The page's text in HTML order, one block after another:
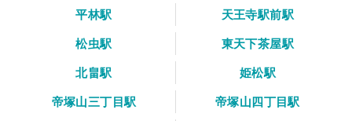
平林駅
天王寺駅前駅
松虫駅
東天下茶屋駅
北畠駅
姫松駅
帝塚山三丁目駅
帝塚山四丁目駅